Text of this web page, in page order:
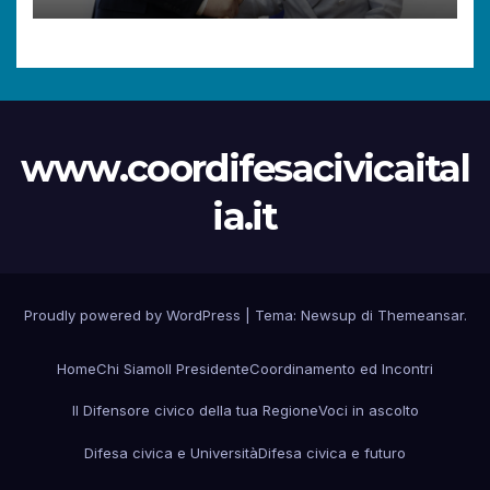
www.coordifesacivicaital
ia.it
Proudly powered by WordPress Tema: Newsup di Themeansar.
HomeChi SiamoIl PresidenteCoordinamento ed Incontri
Il Difensore civico della tua RegioneVoci in ascolto
Difesa civica e UniversitàDifesa civica e futuro